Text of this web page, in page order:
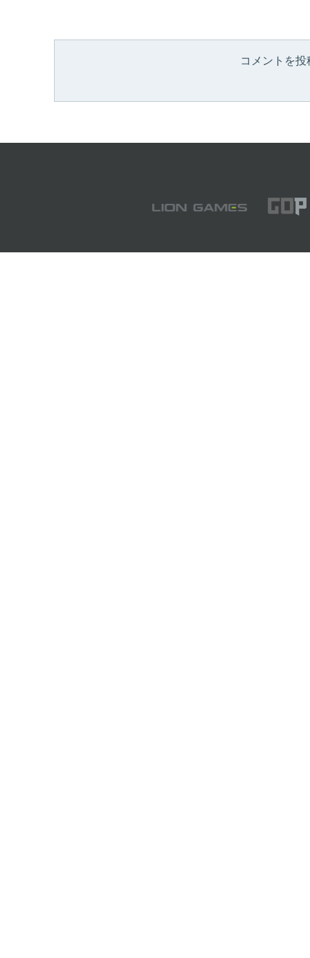
コメントを